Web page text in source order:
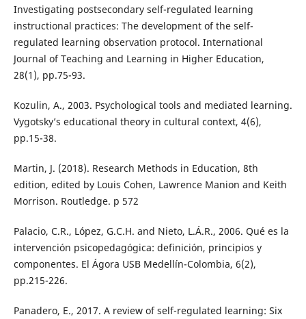
Investigating postsecondary self-regulated learning
instructional practices: The development of the self-
regulated learning observation protocol. International
Journal of Teaching and Learning in Higher Education,
28(1), pp.75-93.
Kozulin, A., 2003. Psychological tools and mediated learning.
Vygotsky’s educational theory in cultural context, 4(6),
pp.15-38.
Martin, J. (2018). Research Methods in Education, 8th
edition, edited by Louis Cohen, Lawrence Manion and Keith
Morrison. Routledge. p 572
Palacio, C.R., López, G.C.H. and Nieto, L.Á.R., 2006. Qué es la
intervención psicopedagógica: definición, principios y
componentes. El Ágora USB Medellín-Colombia, 6(2),
pp.215-226.
Panadero, E., 2017. A review of self-regulated learning: Six